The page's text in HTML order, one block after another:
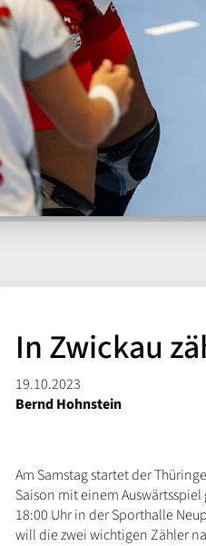
In Zwickau
19.10.2023
Bernd Hohnstein
Am Samstag startet der
Saison mit einem Auswärtsspiel
18:00 Uhr in der Sporthalle
will die zwei wichtigen Zähler